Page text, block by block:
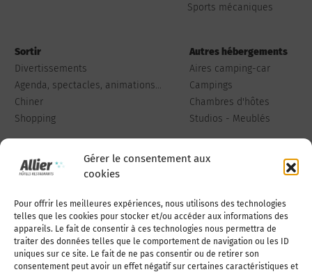
Gérer le consentement aux
cookies
Pour offrir les meilleures expériences, nous utilisons des technologies
telles que les cookies pour stocker et/ou accéder aux informations des
appareils. Le fait de consentir à ces technologies nous permettra de
traiter des données telles que le comportement de navigation ou les ID
uniques sur ce site. Le fait de ne pas consentir ou de retirer son
consentement peut avoir un effet négatif sur certaines caractéristiques et
Sports mécaniques
Sortir
Divertissements
Agenda, spectacles, animations...
Chiner
Shopping
Autres hébergements
Aires camping-car
Campings
Chambres d'hôtes
Studios - Meublés
Qui sommes-nous Publiez votre annonce
Adhérer à l’association Nous contacter